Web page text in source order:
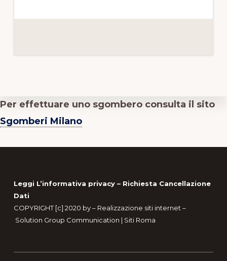
Per effettuare uno sgombero consulta il sito
Sgomberi Milano
Footer
Leggi L’informativa privacy – Richiesta Cancellazione
Dati
COPYRIGHT [c] 2020 by – Realizzazione siti internet –
Solution Group Communication | Siti Roma